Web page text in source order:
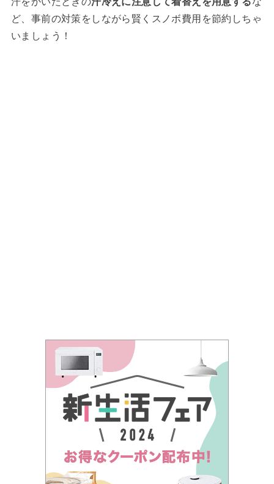
ど、事前の対策をしながら賢くスノボ費用を節約しちゃ
いましょう！